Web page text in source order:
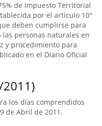
de Impuesto Territorial
por el artículo 10°
deben cumplirse para
personas naturales en
y procedimiento para
en el Diario Oficial
los días comprendidos
de Abril de 2011.